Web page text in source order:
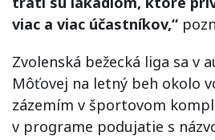
viac a viac účastníkov,“
Zvolenská bežecká liga sa v
Môťovej na letný beh okolo
zázemím v športovom
v programe podujatie s